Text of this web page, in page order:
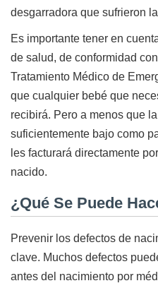
desgarradora que sufrieron
Es importante tener en
de salud, de conformidad
Tratamiento Médico de
que cualquier bebé que
recibirá. Pero a menos que
suficientemente bajo como
les facturará directamente
nacido.
¿Qué Se Puede
Prevenir los defectos de
clave. Muchos defectos
antes del nacimiento por